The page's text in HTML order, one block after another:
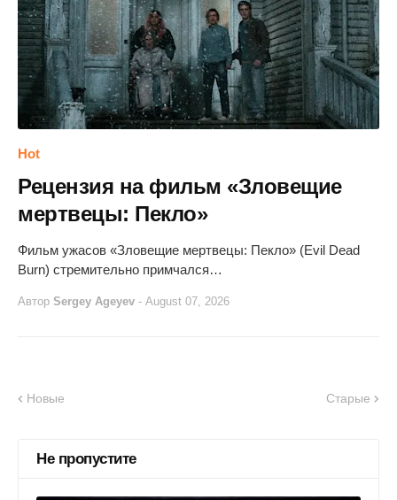
Hot
Рецензия на фильм «Зловещие
мертвецы: Пекло»
Фильм ужасов «Зловещие мертвецы: Пекло» (Evil Dead
Burn) стремительно примчался…
Автор Sergey Ageyev - August 07, 2026
Новые Старые
Не пропустите